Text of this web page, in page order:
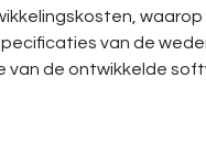
van de
de ontwikkelde